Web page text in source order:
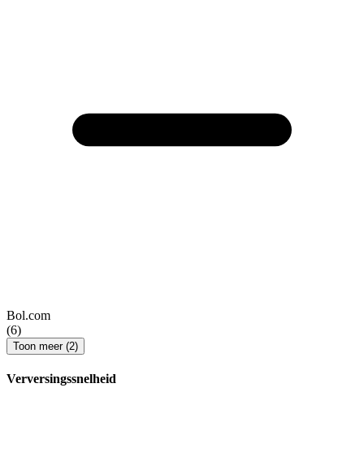
Bol.com
(6)
Toon meer (2)
Verversingssnelheid